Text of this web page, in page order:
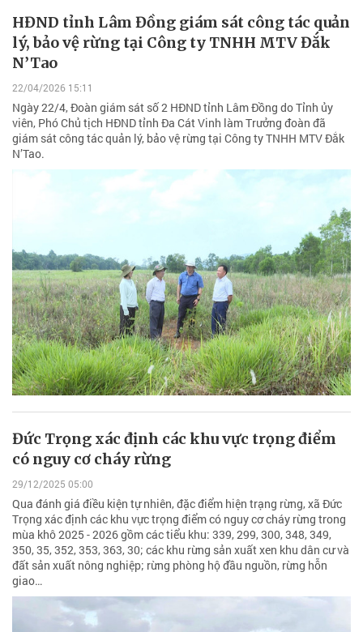
HĐND tỉnh Lâm Đồng giám sát công tác quản
lý, bảo vệ rừng tại Công ty TNHH MTV Đắk
N’Tao
22/04/2026 15:11
Ngày 22/4, Đoàn giám sát số 2 HĐND tỉnh Lâm Đồng do Tỉnh ủy
viên, Phó Chủ tịch HĐND tỉnh Đa Cát Vinh làm Trưởng đoàn đã
giám sát công tác quản lý, bảo vệ rừng tại Công ty TNHH MTV Đắk
N’Tao.
Đức Trọng xác định các khu vực trọng điểm
có nguy cơ cháy rừng
29/12/2025 05:00
Qua đánh giá điều kiện tự nhiên, đặc điểm hiện trạng rừng, xã Đức
Trọng xác định các khu vực trọng điểm có nguy cơ cháy rừng trong
mùa khô 2025 - 2026 gồm các tiểu khu: 339, 299, 300, 348, 349,
350, 35, 352, 353, 363, 30; các khu rừng sản xuất xen khu dân cư và
đất sản xuất nông nghiệp; rừng phòng hộ đầu nguồn, rừng hỗn
giao…